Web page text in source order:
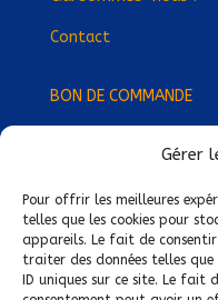
Gérer
Pour offrir les meilleures
telles que les cookies pour
appareils. Le fait de
traiter des données telles
ID uniques sur ce site. Le fait
Contact
BON DE COMMANDE
Devenez Délégué·e
Trouvez-nous près de
Mentions légales
Conditions générales